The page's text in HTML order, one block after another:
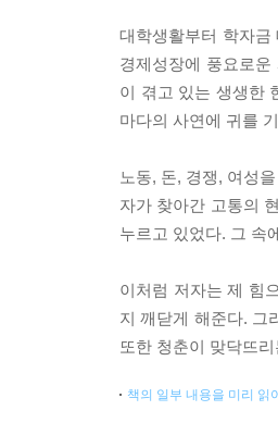
대학생활부터 학자금
경제성장에 풍요로
이 겪고 있는 생생한
마다의 사연에 귀를
노동, 돈, 경쟁, 여성
자가 찾아간 고통의
누르고 있었다. 그 속
이처럼 저자는 제 힘
지 깨닫게 해준다. 그
또한 청춘이 맞닥뜨
책의 일부 내용을 미리 읽